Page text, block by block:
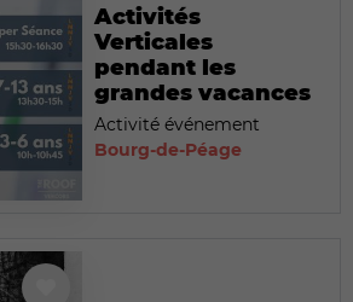
Activités
Verticales
pendant les
grandes vacances
Activité événement
Bourg-de-Péage